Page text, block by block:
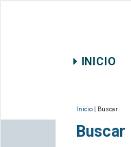
INICIO
Inicio | Buscar
Buscar